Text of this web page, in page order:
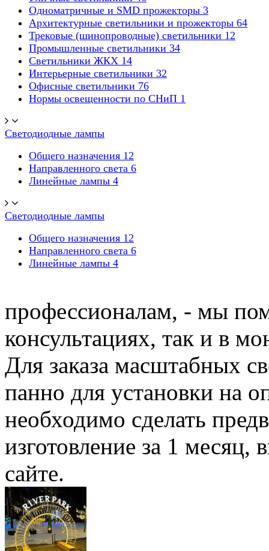
Одноматричные и SMD прожекторы 3
Архитектурные светильники и прожекторы 64
Трековые (шинопроводные) светильники 12
Промышленные светильники 34
Светильники ЖКХ 14
Интерьерные светильники 32
Офисные светильники 76
Нормы освещенности по СНиП 1
Светодиодные лампы
Общего назначения 12
Направленного света 6
Линейные лампы 4
Светодиодные лампы
Общего назначения 12
Направленного света 6
Линейные лампы 4
профессионалам, - мы
консультациях, так и в
Для заказа масштабных
панно для установки на
необходимо сделать
изготовление за 1
сайте.